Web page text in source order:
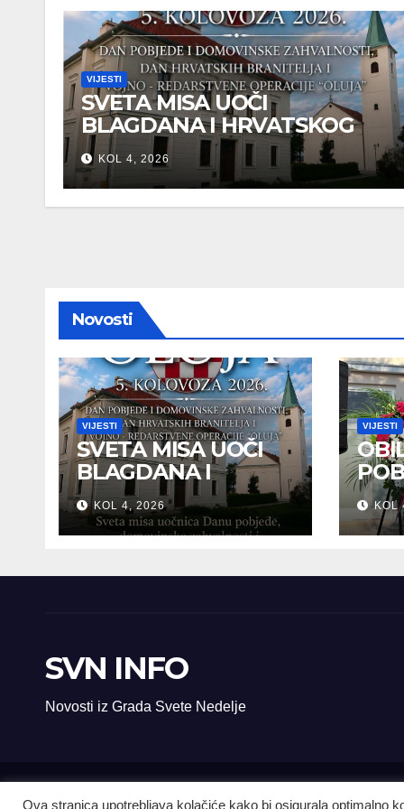
VIJESTI
SVETA MISA UOČI
BLAGDANA I HRVATSKOG
PRAZNIKA SLOBODE
KOL 4, 2026
Novosti
VIJESTI
SVETA MISA UOČI
BLAGDANA I
HRVATSKOG
PRAZNIKA
SLOBODE
KOL 4, 2026
VIJESTI
KOL
SVN INFO
Novosti iz Grada Svete Nedelje
© svn-info.com Sva prava pridržana.
Ova stranica upotrebljava kolačiće kako bi osigurala optimalno